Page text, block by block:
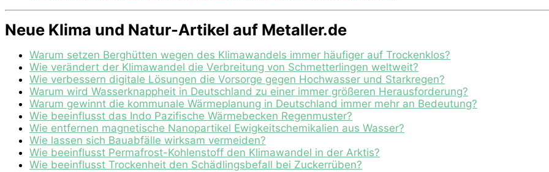
Neue Klima und Natur-Artikel auf Metaller.de
Warum setzen Berghütten wegen des Klimawandels immer häufiger auf Trockenklos?
Wie verändert der Klimawandel die Verbreitung von Schmetterlingen weltweit?
Wie verbessern digitale Lösungen die Vorsorge gegen Hochwasser und Starkregen?
Warum wird Wasserknappheit in Deutschland zu einer immer größeren Herausforderung?
Warum gewinnt die kommunale Wärmeplanung in Deutschland immer mehr an Bedeutung?
Wie beeinflusst das Indo Pazifische Wärmebecken Regenmuster?
Wie entfernen magnetische Nanopartikel Ewigkeitschemikalien aus Wasser?
Wie lassen sich Bauabfälle wirksam vermeiden?
Wie beeinflusst Permafrost-Kohlenstoff den Klimawandel in der Arktis?
Wie beeinflusst Trockenheit den Schädlingsbefall bei Zuckerrüben?